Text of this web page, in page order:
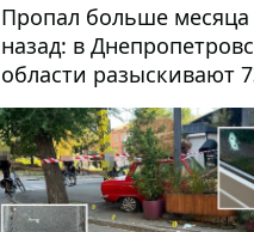
Пропал больше месяца
назад: в
области разыскивают
летнего мужчину